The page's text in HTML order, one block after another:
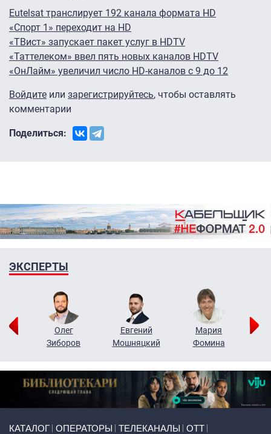
Eutelsat транслирует 192 канала формата HD
«Спорт 1» переходит на HD
«ТВист» запускает пакет услуг в HDTV
«Таттелеком» ввел пять новых каналов HDTV
«ОнЛайм» увеличил число HD-каналов с 9 до 12
Войдите или зарегистрируйтесь, чтобы оставлять
комментарии
Поделиться:
ЭКСПЕРТЫ
Олег
Зиборов
Евгений
Мошняцкий
Мария
Фомина
КАТАЛОГ ОПЕРАТОРЫ ТЕЛЕКАНАЛЫ ОТТ